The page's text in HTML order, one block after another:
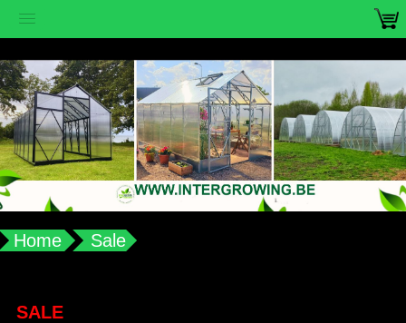
vub2s3u0e8ax988aplqy4qocwdw7b4
Home Sale
SALE